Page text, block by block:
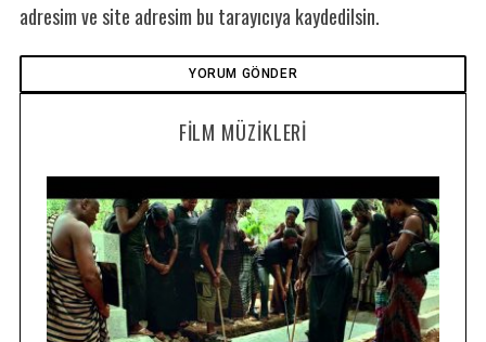
adresim ve site adresim bu tarayıcıya kaydedilsin.
FILM MÜZIKLERI